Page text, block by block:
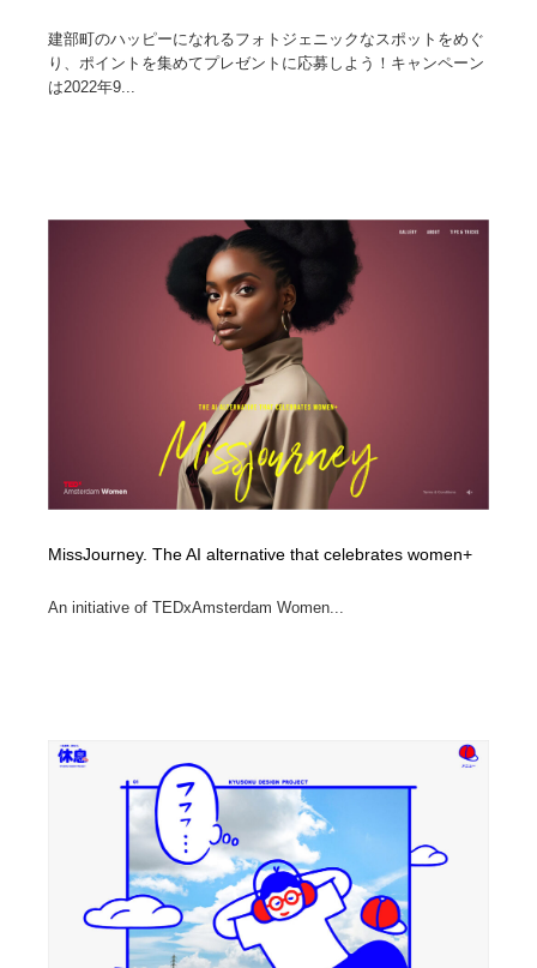
建部町のハッピーになれるフォトジェニックなスポットをめぐ
り、ポイントを集めてプレゼントに応募しよう！キャンペーン
は2022年9...
MissJourney. The AI alternative that celebrates women+
An initiative of TEDxAmsterdam Women...